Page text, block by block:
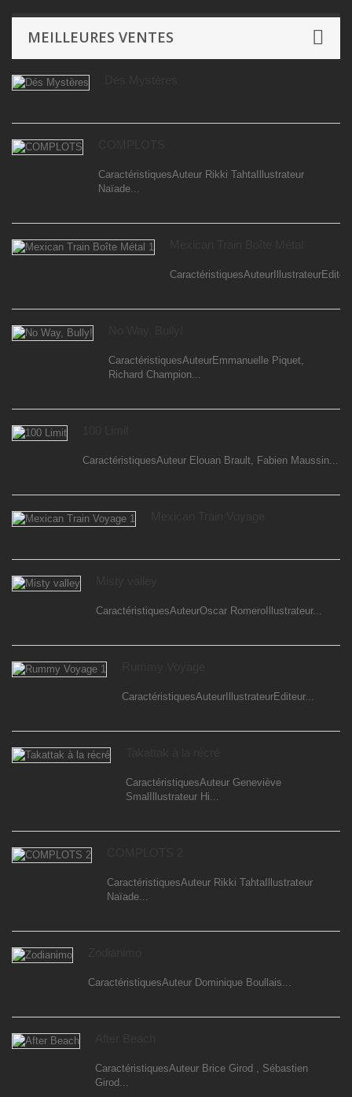
MEILLEURES VENTES
CaractéristiquesAuteur Rikki TahtaIllustrateur
Naïade...
CaractéristiquesAuteurEmmanuelle Piquet,
Richard Champion...
CaractéristiquesAuteur Elouan Brault, Fabien Maussin...
CaractéristiquesAuteurOscar RomeroIllustrateur...
CaractéristiquesAuteurIllustrateurEditeur...
CaractéristiquesAuteur Geneviève
SmalIllustrateur Hi...
CaractéristiquesAuteur Rikki TahtaIllustrateur
Naïade...
CaractéristiquesAuteur Dominique Boullais...
CaractéristiquesAuteur Brice Girod , Sébastien
Girod...